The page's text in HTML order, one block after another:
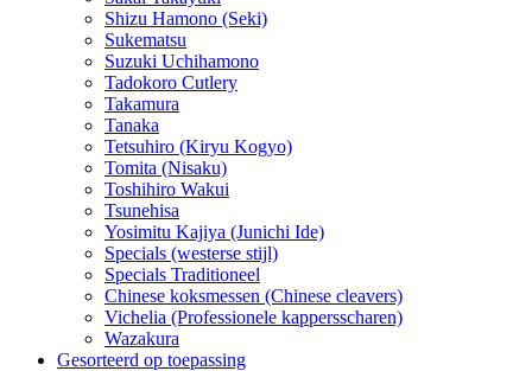
Shizu Hamono (Seki)
Sukematsu
Suzuki Uchihamono
Tadokoro Cutlery
Takamura
Tanaka
Tetsuhiro (Kiryu Kogyo)
Tomita (Nisaku)
Toshihiro Wakui
Tsunehisa
Yosimitu Kajiya (Junichi Ide)
Specials (westerse stijl)
Specials Traditioneel
Chinese koksmessen (Chinese cleavers)
Vichelia (Professionele kappersscharen)
Wazakura
Gesorteerd op toepassing